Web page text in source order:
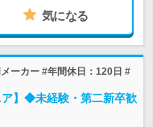
気になる
ーカー #年間休日：120日 #
】◆未経験・第二新卒歓